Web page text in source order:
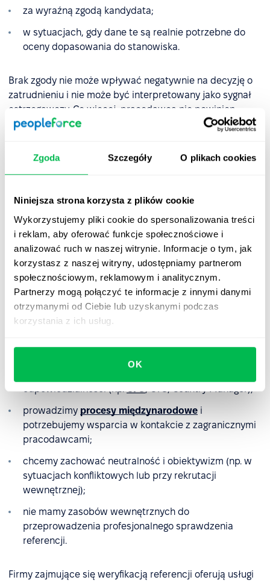
Zgoda Szczegóły O plikach cookies
Niniejsza strona korzysta z plików cookie
Wykorzystujemy pliki cookie do spersonalizowania treści
i reklam, aby oferować funkcje społecznościowe i
analizować ruch w naszej witrynie. Informacje o tym, jak
korzystasz z naszej witryny, udostępniamy partnerom
społecznościowym, reklamowym i analitycznym.
Partnerzy mogą połączyć te informacje z innymi danymi
otrzymanymi od Ciebie lub uzyskanymi podczas
korzystania z ich usług.
OK
za wyraźną zgodą kandydata;
w sytuacjach, gdy dane te są realnie potrzebne do
oceny dopasowania do stanowiska.
Brak zgody nie może wpływać negatywnie na decyzję o
zatrudnieniu i nie może być interpretowany jako sygnał
ostrzegawczy. Co więcej, pracodawca nie powinien
samodzielnie kontaktować się z byłymi przełożonymi bez
pisemne referencje z danymi kontaktowymi.
W przypadku uzasadnionych podejrzeń dotyczących
podjęcie działań zgodnych z prawem – np. zgłoszenie
podejrzenia fałszerstwa dokumentów do właściwego
organu.
Czy warto skorzystać z usług
firm sprawdzających referencje
kandydatów?
uzasadniony, kiedy:
prowadzimy procesy międzynarodowe i
potrzebujemy wsparcia w kontakcie z zagranicznymi
pracodawcami;
chcemy zachować neutralność i obiektywizm (np. w
sytuacjach konfliktowych lub przy rekrutacji
wewnętrznej);
nie mamy zasobów wewnętrznych do
przeprowadzenia profesjonalnego sprawdzenia
referencji.
Firmy zajmujące się weryfikacją referencji oferują usługi